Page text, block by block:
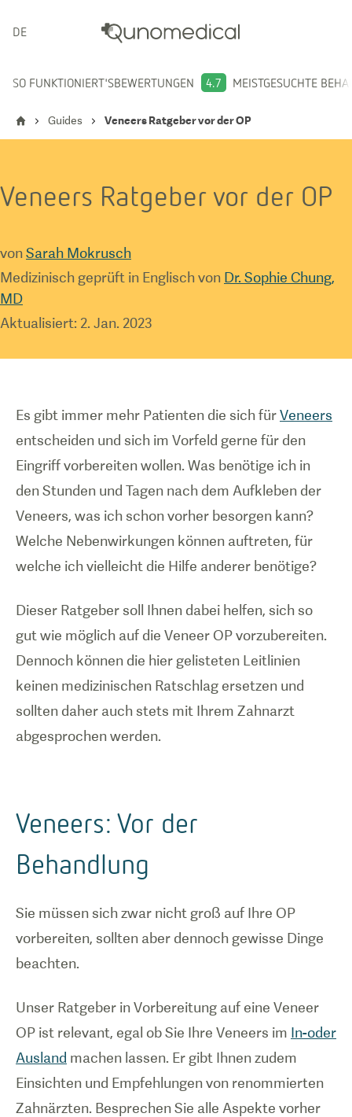
DEUTSCH
SO FUNKTIONIERT'SBEWERTUNGEN 4.7 MEISTGESUCHTE
Guides Veneers Ratgeber vor der OP
Veneers Ratgeber vor der OP
vonSarah Mokrusch
Medizinisch geprüft in Englisch von Dr. Sophie Chung,
MD
Aktualisiert: 2. Jan. 2023
Es gibt immer mehr Patienten die sich fürVeneers
entscheiden und sich im Vorfeld gerne für den
Eingriff vorbereiten wollen. Was benötige ich in
den Stunden und Tagen nach dem Aufkleben der
Veneers, was ich schon vorher besorgen kann?
Welche Nebenwirkungen können auftreten, für
welche ich vielleicht die Hilfe anderer benötige?
Dieser Ratgeber soll Ihnen dabei helfen, sich so
gut wie möglich auf die Veneer OP vorzubereiten.
Dennoch können die hier gelisteten Leitlinien
keinen medizinischen Ratschlag ersetzen und
sollten daher auch stets mit Ihrem Zahnarzt
abgesprochen werden.
Veneers: Vor der
Behandlung
Sie müssen sich zwar nicht groß auf Ihre OP
vorbereiten, sollten aber dennoch gewisse Dinge
beachten.
Unser Ratgeber in Vorbereitung auf eine Veneer
OP ist relevant, egal ob Sie Ihre Veneers im In-oder
Ausland machen lassen. Er gibt Ihnen zudem
Einsichten und Empfehlungen von renommierten
Zahnärzten. Besprechen Sie alle Aspekte vorher